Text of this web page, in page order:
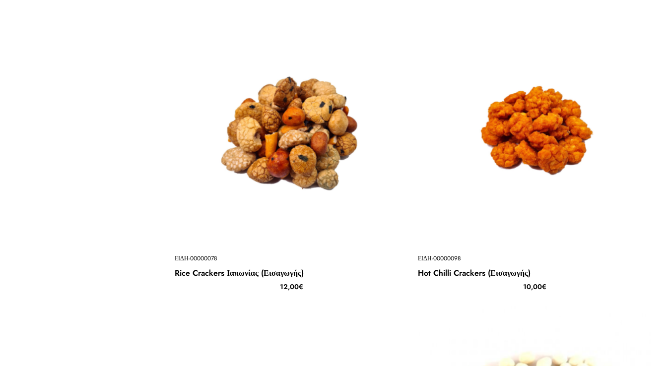
ΕΙΔΗ-00000078
Rice Crackers Ιαπωνίας (Εισαγωγής)
12,00€
ΕΙΔΗ-00000098
Hot Chilli Crackers (Εισαγωγής)
10,00€